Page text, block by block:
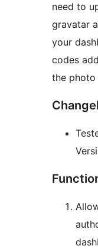
need to
gravatar
your
codes
the photo